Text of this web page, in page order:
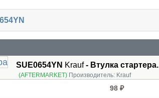
SUE0654YN Krauf- Втулка стартера.
(AFTERMARKET)Производитель: Krauf
98 ₽